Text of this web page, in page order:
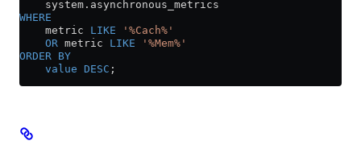
    system
. asynchronous_metrics
WHERE
    metric
LIKE '%Cach%'
    OR
metric LIKE '%Mem%'
ORDER BY
    value
DESC ;